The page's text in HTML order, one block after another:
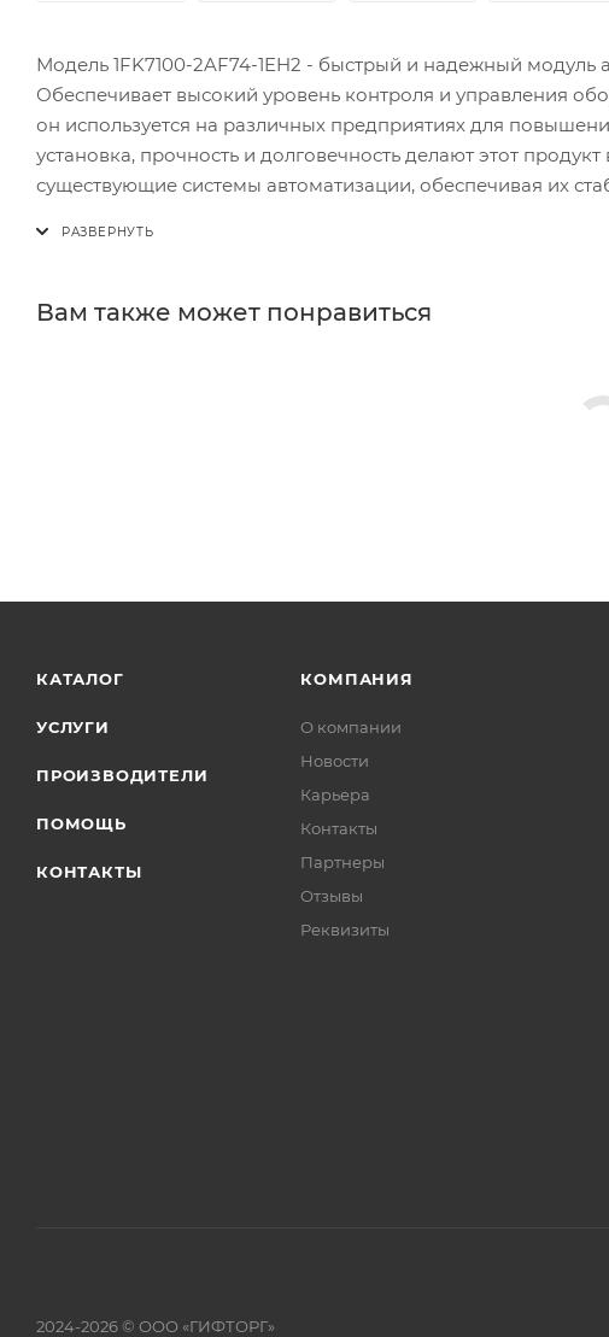
Модель 1FK7100-2AF74-1EH2 - быстрый и надежный
Обеспечивает высокий уровень контроля и управления
он используется на различных предприятиях для
установка, прочность и долговечность делают этот
существующие системы автоматизации, обеспечивая их
Вам также может понравиться
КАТАЛОГ
УСЛУГИ
ПРОИЗВОДИТЕЛИ
ПОМОЩЬ
КОНТАКТЫ
КОМПАНИЯ
О компании
Новости
Карьера
Контакты
Партнеры
Отзывы
Реквизиты
2024-2026 © ООО «ГИФТОРГ»